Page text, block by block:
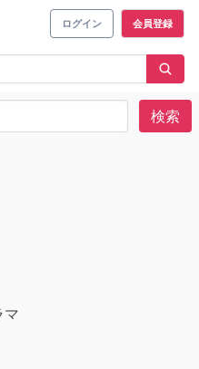
ログイン 会員登録
検索
マ